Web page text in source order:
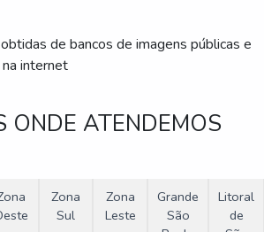
de bancos de imagens públicas e
internet
ONDE ATENDEMOS
Zona
Sul
Zona
Leste
Grande
São
Litoral
de